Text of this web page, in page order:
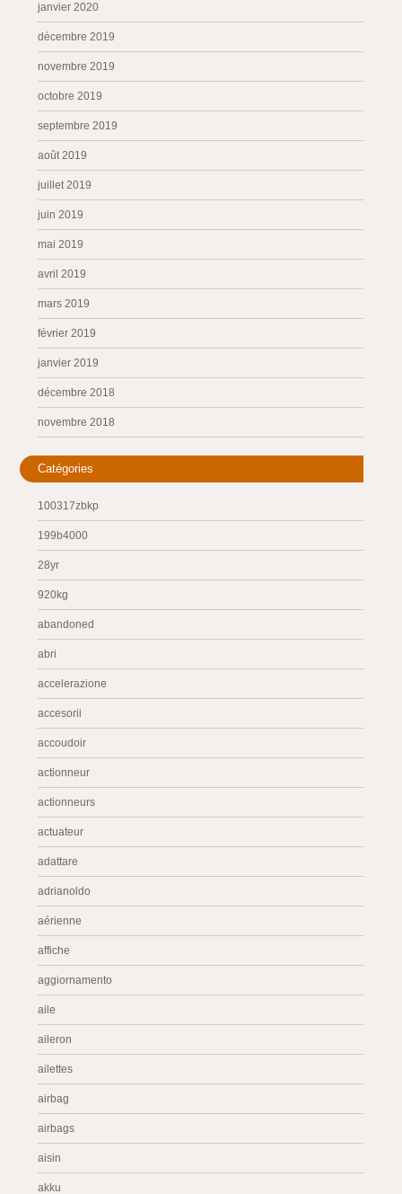
janvier 2020
décembre 2019
novembre 2019
octobre 2019
septembre 2019
août 2019
juillet 2019
juin 2019
mai 2019
avril 2019
mars 2019
février 2019
janvier 2019
décembre 2018
novembre 2018
Catégories
100317zbkp
199b4000
28yr
920kg
abandoned
abri
accelerazione
accesorii
accoudoir
actionneur
actionneurs
actuateur
adattare
adrianoldo
aérienne
affiche
aggiornamento
aile
aileron
ailettes
airbag
airbags
aisin
akku